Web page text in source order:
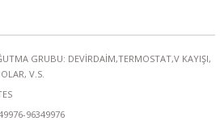
GRUBU: DEVİRDAİM,TERMOSTAT,V KAYIŞI,
V.S.
96349976